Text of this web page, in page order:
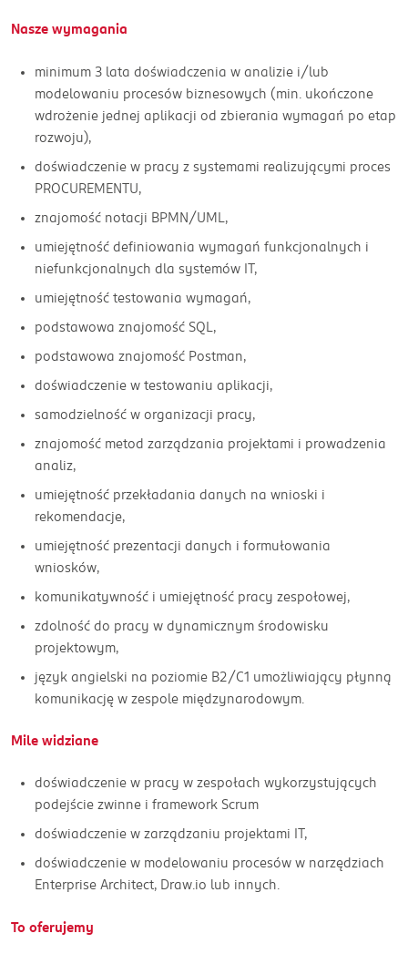
Nasze wymagania
minimum 3 lata doświadczenia w analizie i/lub
modelowaniu procesów biznesowych (min. ukończone
wdrożenie jednej aplikacji od zbierania wymagań po etap
rozwoju),
doświadczenie w pracy z systemami realizującymi proces
PROCUREMENTU,
znajomość notacji BPMN/UML,
umiejętność definiowania wymagań funkcjonalnych i
niefunkcjonalnych dla systemów IT,
umiejętność testowania wymagań,
podstawowa znajomość SQL,
podstawowa znajomość Postman,
doświadczenie w testowaniu aplikacji,
samodzielność w organizacji pracy,
znajomość metod zarządzania projektami i prowadzenia
analiz,
umiejętność przekładania danych na wnioski i
rekomendacje,
umiejętność prezentacji danych i formułowania
wniosków,
komunikatywność i umiejętność pracy zespołowej,
zdolność do pracy w dynamicznym środowisku
projektowym,
język angielski na poziomie B2/C1 umożliwiający płynną
komunikację w zespole międzynarodowym.
Mile widziane
doświadczenie w pracy w zespołach wykorzystujących
podejście zwinne i framework Scrum
doświadczenie w zarządzaniu projektami IT,
doświadczenie w modelowaniu procesów w narzędziach
Enterprise Architect, Draw.io lub innych.
To oferujemy